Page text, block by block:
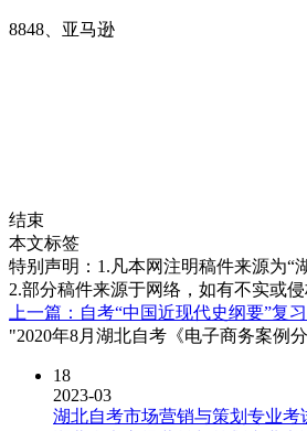
8848、亚马逊
结束
本文标签
特别声明：1.凡本网注明稿件来源为“
2.部分稿件来源于网络，如有不实或
上一篇：自考“中国近现代史纲要”复
"2020年8月湖北自考《电子商务案例
18
2023-03
湖北自考市场营销与策划专业考